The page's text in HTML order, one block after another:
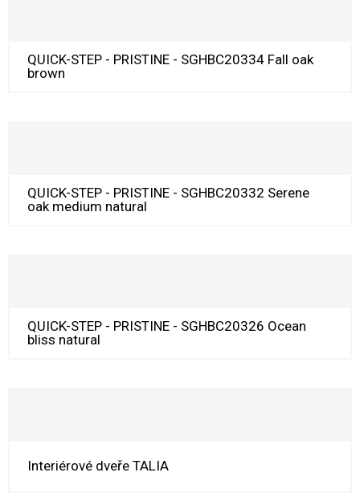
QUICK-STEP - PRISTINE - SGHBC20334 Fall oak
brown
QUICK-STEP - PRISTINE - SGHBC20332 Serene
oak medium natural
QUICK-STEP - PRISTINE - SGHBC20326 Ocean
bliss natural
Interiérové dveře TALIA